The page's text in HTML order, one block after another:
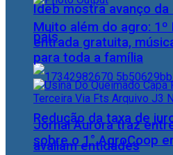
Ideb mostra avanço
país
Redução da taxa de
avaliam entidades
Muito além do agro:
entrada gratuita,
para toda a família
Jornal Aurora traz
sobre o 1° AgroCoop